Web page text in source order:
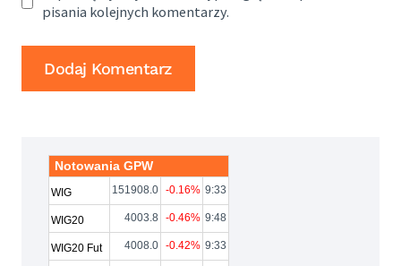
pisania kolejnych komentarzy.
Notowania GPW
WIG 151908.0 -0.16% 9:33
WIG20 4003.8 -0.46% 9:48
WIG20 Fut 4008.0 -0.42% 9:33